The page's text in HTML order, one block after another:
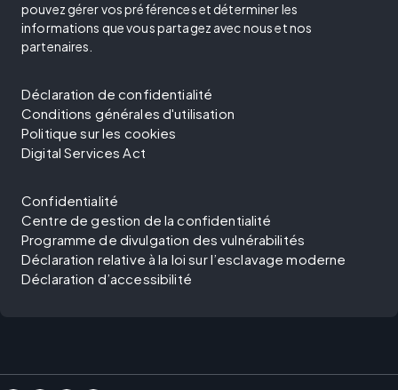
pouvez gérer vos préférences et déterminer les
informations que vous partagez avec nous et nos
partenaires.
Déclaration de confidentialité
Conditions générales d'utilisation
Politique sur les cookies
Digital Services Act
Confidentialité
Centre de gestion de la confidentialité
Programme de divulgation des vulnérabilités
Déclaration relative à la loi sur l’esclavage moderne
Déclaration d’accessibilité